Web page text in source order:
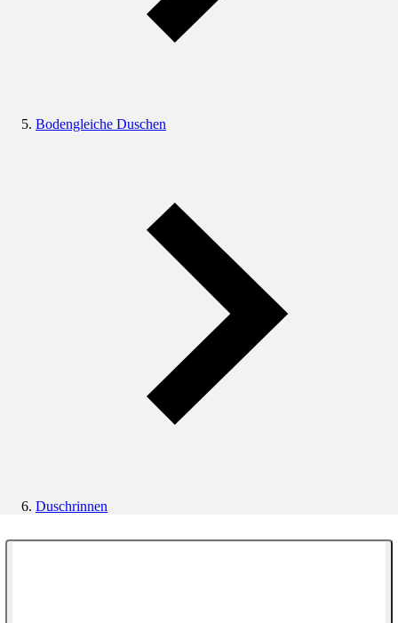
Bodengleiche Duschen
Duschrinnen